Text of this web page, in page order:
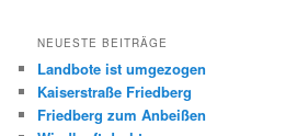
NEUESTE BEITRÄGE
Landbote ist umgezogen
Kaiserstraße Friedberg
Friedberg zum Anbeißen